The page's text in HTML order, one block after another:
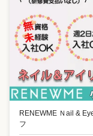
RENEWME Ｎail &
フ